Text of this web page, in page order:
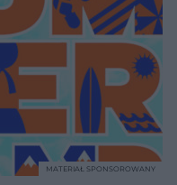
MATERIAŁ SPONSOROWANY